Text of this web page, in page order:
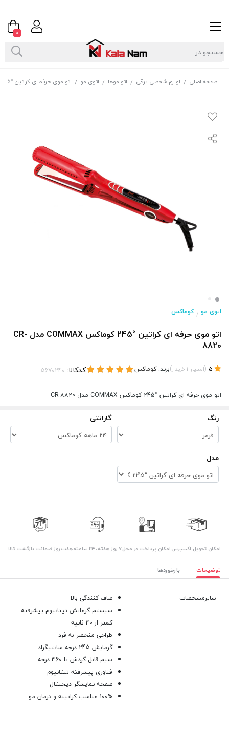
صفحه اصلی / لوازم شخصی برقی / اتو موها / اتوی مو / اتو موی حرفه ای کراتین °245 کوماکس COMMAX مدل CR-8820
اتوی مو / کوماکس
اتو موی حرفه ای کراتین °245 کوماکس COMMAX مدل CR-
8820
(امتیاز 1خریدار)برند:کوماکس کدکالا:
اتو موی حرفه ای کراتین °245 کوماکس COMMAX مدل CR-8820
رنگ گارانتی
مدل
اﻣﮑﺎن ﺗﺤﻮﯾﻞ اﮐﺴﭙﺮسامکان پرداخت در محل۷ روز ﻫﻔﺘﻪ، ۲۴ ﺳﺎﻋﺘﻪ هفت روز ضمانت بازگشت کالا
توضیحات بازخوردها
سایرمشخصات
صاف کنندگی بالا
سیستم گرمایش تیتانیوم پیشرفته
کمتر از 40 ثانیه
طراحی منحصر به فرد
گرمایش 245 درجه سانتیگراد
سیم قابل گردش تا 360 درجه
فناوری پیشرفته تیتانیوم
صفحه نمایشگر دیجیتال
100% مناسب کراتینه و درمان مو
0